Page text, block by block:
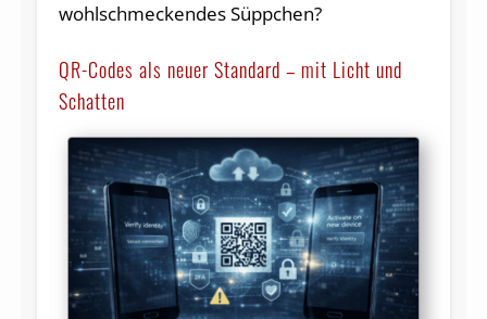
wohlschmeckendes Süppchen?
QR-Codes als neuer Standard – mit Licht und
Schatten